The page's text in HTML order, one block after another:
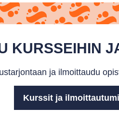
KURSSEIHIN
ja ilmoittaudu
Kurssit ja